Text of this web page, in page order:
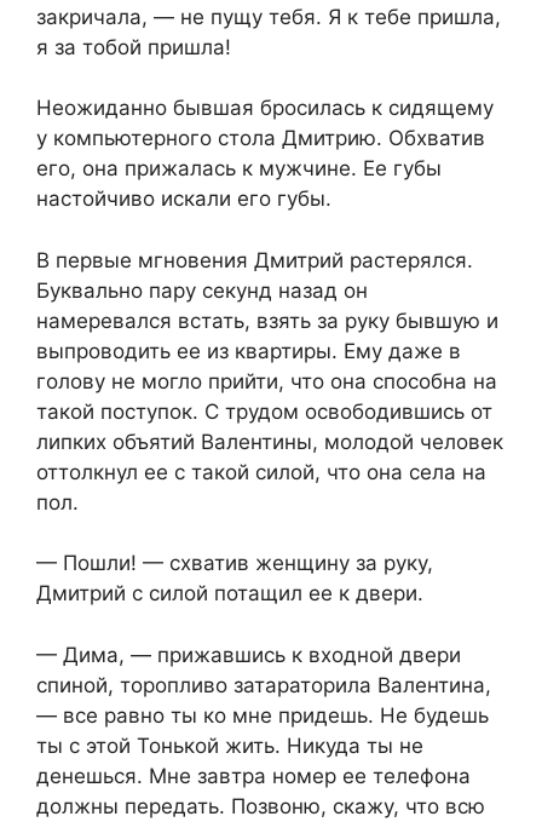
закричала, — не пущу тебя. Я к тебе пришла,
я за тобой пришла!
Неожиданно бывшая бросилась к сидящему
у компьютерного стола Дмитрию. Обхватив
его, она прижалась к мужчине. Ее губы
настойчиво искали его губы.
В первые мгновения Дмитрий растерялся.
Буквально пару секунд назад он
намеревался встать, взять за руку бывшую и
выпроводить ее из квартиры. Ему даже в
голову не могло прийти, что она способна на
такой поступок. С трудом освободившись от
липких объятий Валентины, молодой человек
оттолкнул ее с такой силой, что она села на
пол.
— Пошли! — схватив женщину за руку,
Дмитрий с силой потащил ее к двери.
— Дима, — прижавшись к входной двери
спиной, торопливо затараторила Валентина,
— все равно ты ко мне придешь. Не будешь
ты с этой Тонькой жить. Никуда ты не
денешься. Мне завтра номер ее телефона
должны передать. Позвоню, скажу, что всю